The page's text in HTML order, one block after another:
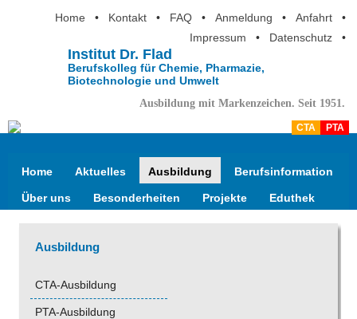
Home • Kontakt • FAQ • Anmeldung • Anfahrt
•
Impressum
• Datenschutz •
Institut Dr. Flad
Berufskolleg für Chemie, Pharmazie,
Biotechnologie und Umwelt
Ausbildung mit Markenzeichen. Seit 1951.
CTA PTA
Home Aktuelles Ausbildung Berufsinformation
Über uns Besonderheiten Projekte Eduthek
Ausbildung
CTA-Ausbildung
PTA-Ausbildung